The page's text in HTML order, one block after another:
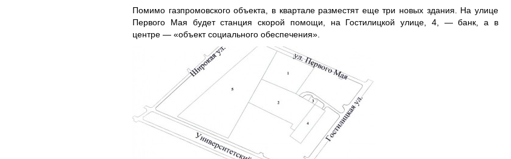
Помимо газпромовского объекта, в квартале разместят еще три новых здания. На улице
Первого Мая будет станция скорой помощи, на Гостилицкой улице, 4, — банк, а в
центре — «объект социального обеспечения».